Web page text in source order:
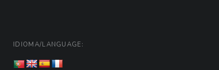
IDIOMA/LANGUAGE: